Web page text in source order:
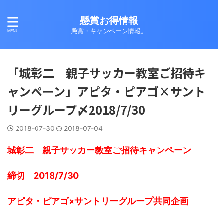
懸賞お得情報
懸賞・キャンペーン情報。
「城彰二 親子サッカー教室ご招待キ
ャンペーン」アピタ・ピアゴ×サント
リーグループ〆2018/7/30
2018-07-30 2018-07-04
城彰二 親子サッカー教室ご招待キャンペーン
締切 2018/7/30
アピタ・ピアゴ×サントリーグループ共同企画